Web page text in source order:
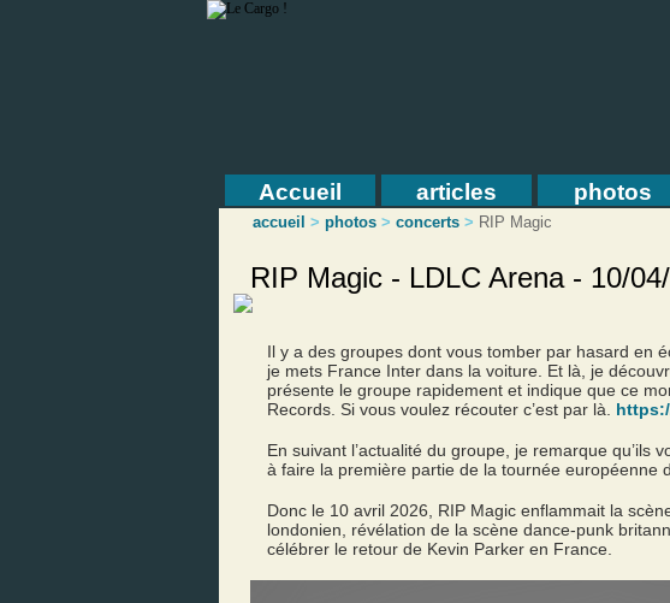
Accueil articles photos
accueil > photos > concerts > RIP Magic
RIP Magic - LDLC Arena - 10/
Il y a des groupes dont vous tomber par hasard en
je mets France Inter dans la voiture. Et là, je
présente le groupe rapidement et indique que ce
Records. Si vous voulez récouter c’est par là.
En suivant l’actualité du groupe, je remarque
à faire la première partie de la tournée européenne
Donc le 10 avril 2026, RIP Magic enflammait la
londonien, révélation de la scène dance-punk
célébrer le retour de Kevin Parker en France.